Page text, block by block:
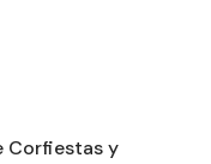
Corfiestas y